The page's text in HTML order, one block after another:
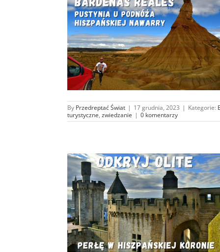
By Przedreptać Świat | 17 grudnia, 2023 | Kategorie:
turystyczne, zwiedzanie | 0 komentarzy